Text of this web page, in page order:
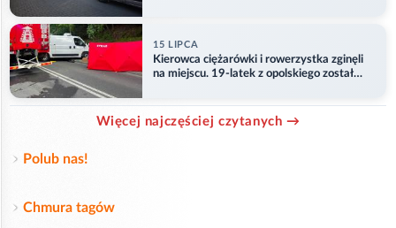
15 LIPCA
Kierowca ciężarówki i rowerzystka zginęli
na miejscu. 19-latek z opolskiego został
Więcej najczęściej czytanych →
Polub nas!
Chmura tagów